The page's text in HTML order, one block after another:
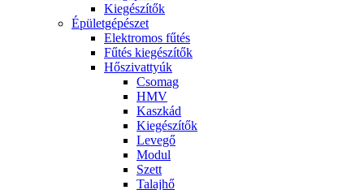
Kiegészítők
Épületgépészet
Elektromos fűtés
Fűtés kiegészítők
Hőszivattyúk
Csomag
HMV
Kaszkád
Kiegészítők
Levegő
Modul
Szett
Talajhő